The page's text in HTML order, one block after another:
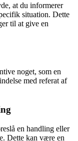
at du informerer
situation. Dette
til at give en
noget, som en
med referat af
en handling eller
Dette kan være en